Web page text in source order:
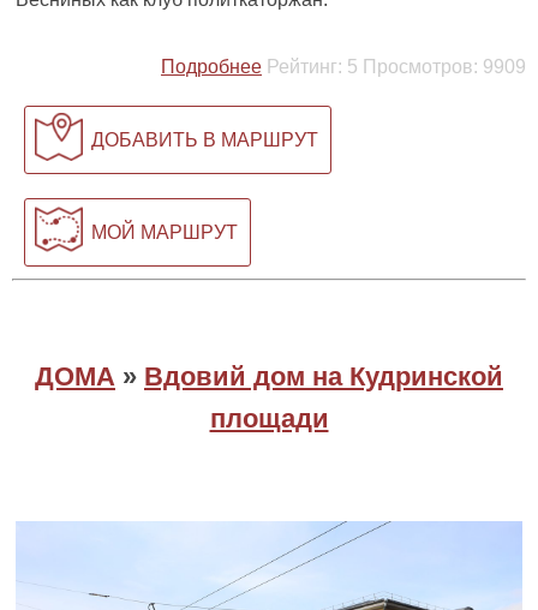
Подробнее Рейтинг: 5 Просмотров: 9909
ДОБАВИТЬ В МАРШРУТ
МОЙ МАРШРУТ
ДОМА » Вдовий дом на Кудринской
площади